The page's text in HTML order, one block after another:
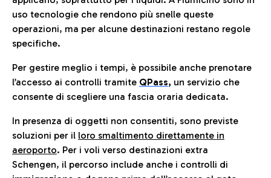
uso tecnologie che rendono più snelle queste
operazioni, ma per alcune destinazioni restano regole
specifiche.
Per gestire meglio i tempi, è possibile anche prenotare
l’accesso ai controlli tramite QPass, un servizio che
consente di scegliere una fascia oraria dedicata.
In presenza di oggetti non consentiti, sono previste
soluzioni per il loro smaltimento direttamente in
aeroporto. Per i voli verso destinazioni extra
Schengen, il percorso include anche i controlli di